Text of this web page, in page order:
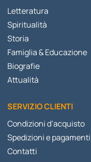
Letteratura
Spiritualità
Storia
Famiglia & Educazione
Biografie
Attualità
SERVIZIO CLIENTI
Condizioni d’acquisto
Spedizioni e pagamenti
Contatti